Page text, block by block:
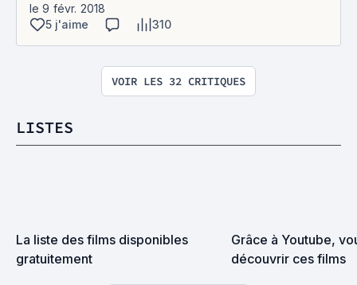
le 9 févr. 2018
5 j'aime
310
VOIR LES 32 CRITIQUES
LISTES
La liste des films disponibles
gratuitement
Grâce à Youtube,
découvrir ces films